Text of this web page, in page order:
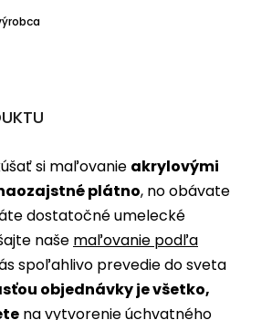
si maľovanie akrylovými
plátno, no obávate
dostatočné umelecké
naše maľovanie podľa
spoľahlivo prevedie do sveta
objednávky je všetko,
na vytvorenie úchvatného